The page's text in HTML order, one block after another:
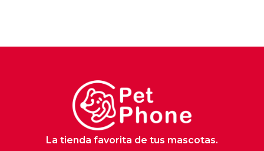
La tienda favorita de tus mascotas.